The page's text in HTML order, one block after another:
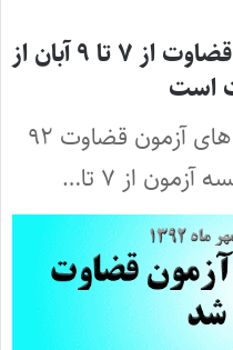
کارت ورود به جلسه آزمون قضاوت از ۷ تا ۹ آبان از
است
چهار حوزه ی جدید به حوزه های آزمون قضاوت ۹۲
از ۷ تا…